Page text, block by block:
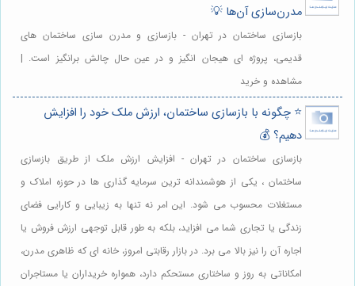
مدرن‌سازی آن‌ها 💡
بازسازی ساختمان در تهران - بازسازی و مدرن سازی ساختمان های
قدیمی، پروژه ای هیجان انگیز و در عین حال چالش برانگیز است. |
مشاهده و خرید
⭐️ چگونه با بازسازی ساختمان، ارزش ملک خود را افزایش
دهیم؟ 💰
بازسازی ساختمان در تهران - افزایش ارزش ملک از طریق بازسازی
ساختمان ، یکی از هوشمندانه ترین سرمایه گذاری ها در حوزه املاک و
مستغلات محسوب می شود. این امر نه تنها به زیبایی و کارایی فضای
زندگی یا تجاری شما می افزاید، بلکه به طور قابل توجهی ارزش فروش یا
اجاره آن را نیز بالا می برد. در بازار رقابتی امروز، خانه ای که ظاهری مدرن،
امکاناتی به روز و ساختاری مستحکم دارد، همواره خریداران یا مستاجران